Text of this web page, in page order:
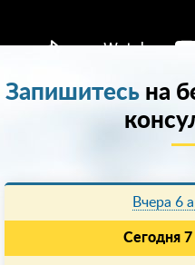
Запишитесьна
Вчера 6
Сегодня 7